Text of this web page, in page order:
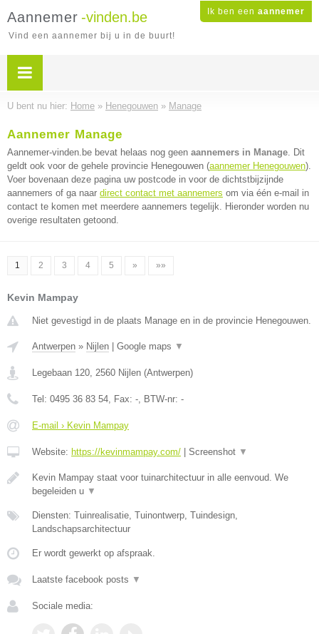
Ik ben een aannemer
Aannemer -vinden.be
Vind een aannemer bij u in de buurt!
U bent nu hier: Home » Henegouwen » Manage
Aannemer Manage
Aannemer-vinden.be bevat helaas nog geen aannemers in Manage. Dit
geldt ook voor de gehele provincie Henegouwen (aannemer Henegouwen).
Voer bovenaan deze pagina uw postcode in voor de dichtstbijzijnde
aannemers of ga naar direct contact met aannemers om via één e-mail in
contact te komen met meerdere aannemers tegelijk. Hieronder worden nu
overige resultaten getoond.
1 2 3 4 5 » »»
Kevin Mampay
Niet gevestigd in de plaats Manage en in de provincie Henegouwen.
Antwerpen » Nijlen Google maps ▼
Legebaan 120, 2560 Nijlen (Antwerpen)
Tel: 0495 36 83 54, Fax: -, BTW-nr: -
E-mail › Kevin Mampay
Website: https://kevinmampay.com/ Screenshot ▼
Kevin Mampay staat voor tuinarchitectuur in alle eenvoud. We
begeleiden u ▼
Diensten: Tuinrealisatie, Tuinontwerp, Tuindesign,
Landschapsarchitectuur
Er wordt gewerkt op afspraak.
Laatste facebook posts ▼
Sociale media: